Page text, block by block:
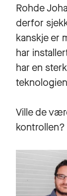
Rohde
derfor
kanskje er
har
har en
Ville de
kontrollen?